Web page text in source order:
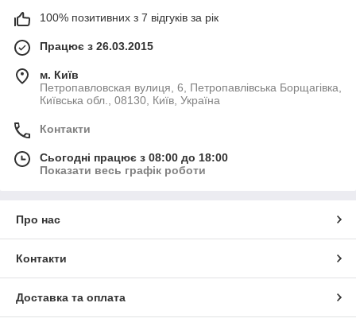
100% позитивних з 7 відгуків за рік
Працює з 26.03.2015
м. Київ
Петропавловская вулиця, 6, Петропавлівська Борщагівка,
Київська обл., 08130, Київ, Україна
Контакти
Сьогодні працює з 08:00 до 18:00
Показати весь графік роботи
Про нас
Контакти
Доставка та оплата